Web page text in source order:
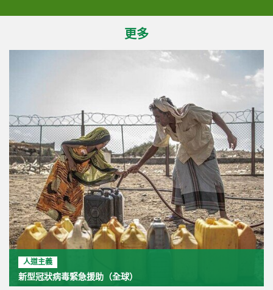
更多
人道主義
新型冠狀病毒緊急援助（全球）